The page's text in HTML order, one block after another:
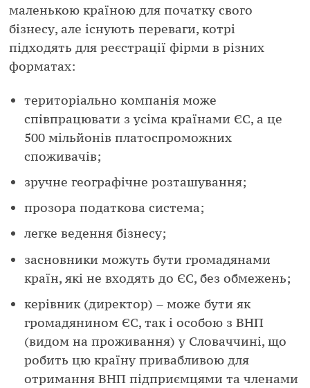
маленькою країною для початку свого
бізнесу, але існують переваги, котрі
підходять для реєстрації фірми в різних
форматах:
територіально компанія може
співпрацювати з усіма країнами ЄС, а це
500 мільйонів платоспроможних
споживачів;
зручне географічне розташування;
прозора податкова система;
легке ведення бізнесу;
засновники можуть бути громадянами
країн, які не входять до ЄС, без обмежень;
керівник (директор) – може бути як
громадянином ЄС, так і особою з ВНП
(видом на проживання) у Словаччині, що
робить цю країну привабливою для
отримання ВНП підприємцями та членами